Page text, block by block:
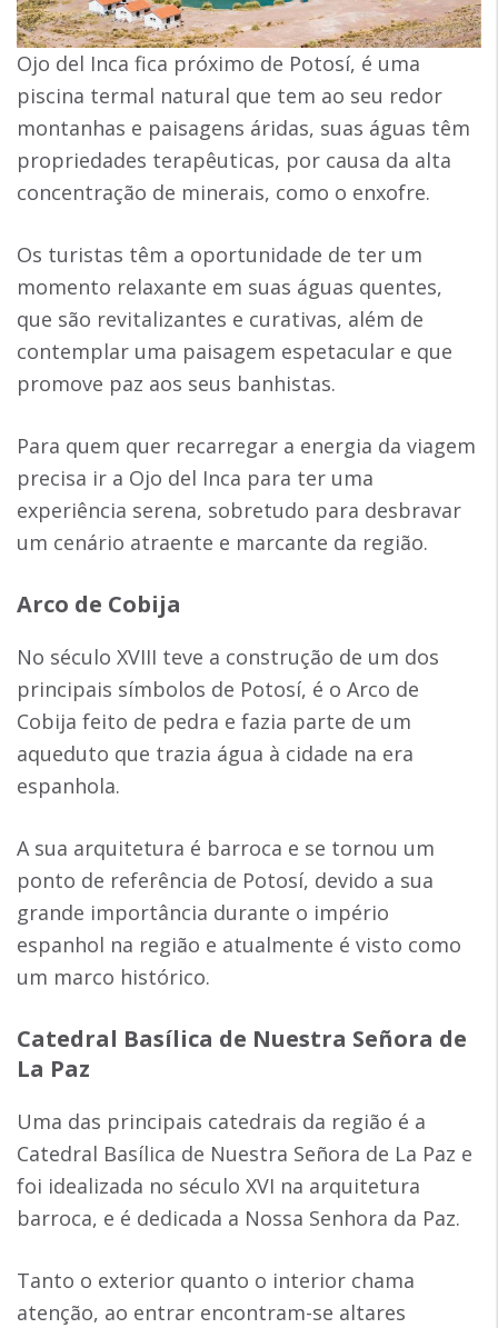
Ojo del Inca fica próximo de Potosí, é uma
piscina termal natural que tem ao seu redor
montanhas e paisagens áridas, suas águas têm
propriedades terapêuticas, por causa da alta
concentração de minerais, como o enxofre.
Os turistas têm a oportunidade de ter um
momento relaxante em suas águas quentes,
que são revitalizantes e curativas, além de
contemplar uma paisagem espetacular e que
promove paz aos seus banhistas.
Para quem quer recarregar a energia da viagem
precisa ir a Ojo del Inca para ter uma
experiência serena, sobretudo para desbravar
um cenário atraente e marcante da região.
Arco de Cobija
No século XVIII teve a construção de um dos
principais símbolos de Potosí, é o Arco de
Cobija feito de pedra e fazia parte de um
aqueduto que trazia água à cidade na era
espanhola.
A sua arquitetura é barroca e se tornou um
ponto de referência de Potosí, devido a sua
grande importância durante o império
espanhol na região e atualmente é visto como
um marco histórico.
Catedral Basílica de Nuestra Señora de
La Paz
Uma das principais catedrais da região é a
Catedral Basílica de Nuestra Señora de La Paz e
foi idealizada no século XVI na arquitetura
barroca, e é dedicada a Nossa Senhora da Paz.
Tanto o exterior quanto o interior chama
atenção, ao entrar encontram-se altares